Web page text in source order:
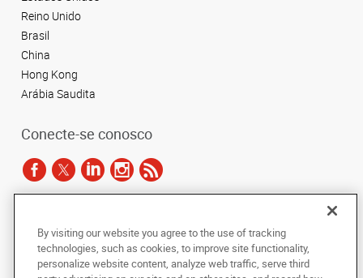
Reino Unido
Brasil
China
Hong Kong
Arábia Saudita
Conecte-se conosco
copiada, fotocopiada, reproduzida, traduzida ou reduzida a qualquer meio
eletrônico ou forma legível por máquina, no todo ou em parte, sem o
consentimento prévio por escrito da AlphaGraphics Brasil.
By visiting our website you agree to the use of tracking
technologies, such as cookies, to improve site functionality,
personalize website content, analyze web traffic, serve third